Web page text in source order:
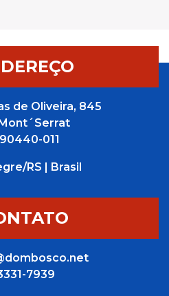
de Oliveira, 845
011
RS | Brasil
7939